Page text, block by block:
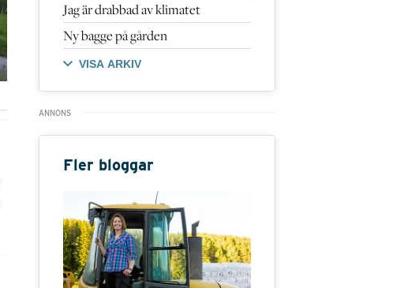
Jag är drabbad av klimatet
Ny bagge på gården
VISA ARKIV
Fler bloggar